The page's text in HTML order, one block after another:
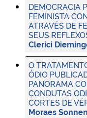
DEMOCRACIA
FEMINISTA
ATRAVÉS DE
SEUS
Clerici
O
ÓDIO
PANORAMA
CONDUTAS
CORTES DE
Moraes